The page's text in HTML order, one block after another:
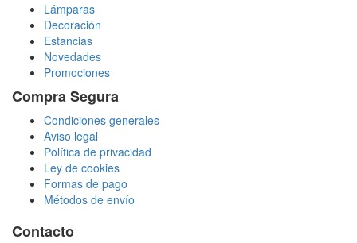
Lámparas
Decoración
Estancias
Novedades
Promociones
Compra Segura
Condiciones generales
Aviso legal
Política de privacidad
Ley de cookies
Formas de pago
Métodos de envío
Contacto